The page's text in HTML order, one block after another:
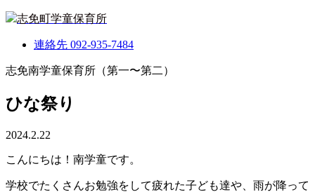
志免町学童保育所
連絡先 092-935-7484
志免南学童保育所（第一〜第二）
ひな祭り
2024.2.22
こんにちは！南学童です。
学校でたくさんお勉強をして疲れた子ども達や、雨が降って